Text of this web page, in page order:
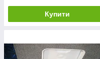
Купити